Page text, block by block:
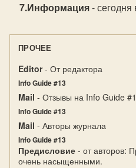
Информация-
ПРОЧЕЕ
Editor- От редактора
Info Guide #13
Mail - Отзывы на Info Guide
Info Guide #13
Mail - Авторы журнала
Info Guide #13
Предисловие - от авторов:
очень насыщенными.